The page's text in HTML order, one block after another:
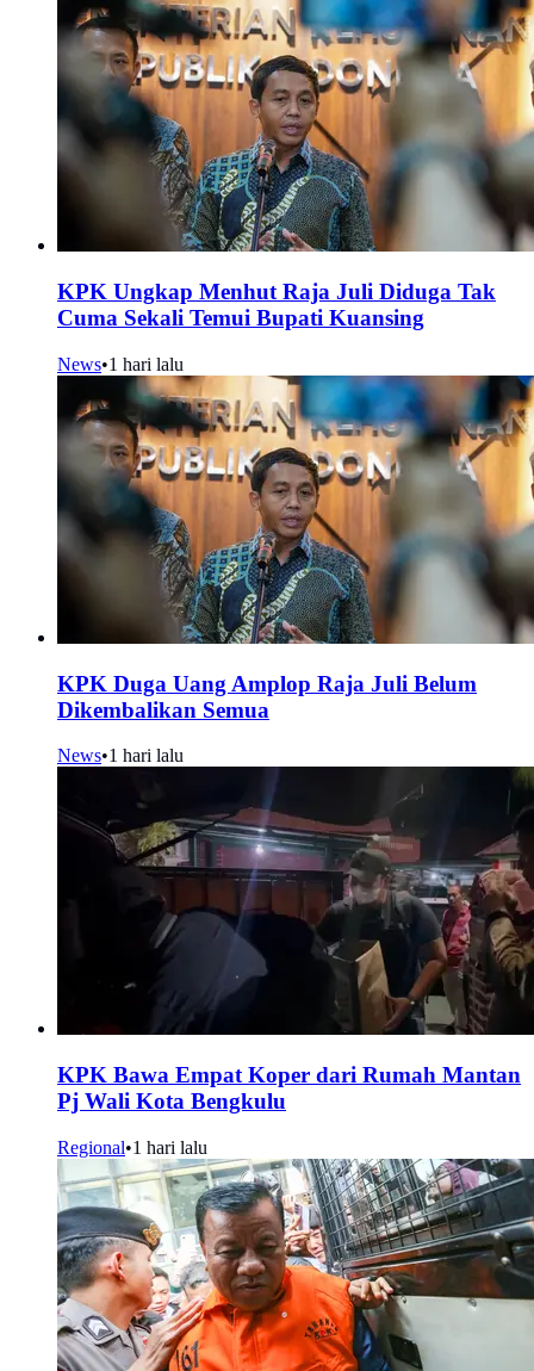
KPK Ungkap Menhut Raja Juli Diduga Tak
Cuma Sekali Temui Bupati Kuansing
News•1 hari lalu
KPK Duga Uang Amplop Raja Juli Belum
Dikembalikan Semua
News•1 hari lalu
KPK Bawa Empat Koper dari Rumah Mantan
Pj Wali Kota Bengkulu
Regional•1 hari lalu